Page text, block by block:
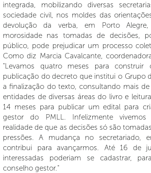
integrada, mobilizando diversas
sociedade civil, nos moldes das
devolução da verba, em Porto
morosidade nas tomadas de decisões,
público, pode prejudicar um processo
Como diz Marcia Cavalcante,
"Levamos quatro meses para construir
publicação do decreto que institui o Grupo
a finalização do texto, consultando mais
entidades de diversas áreas do livro e
14 meses para publicar um edital para
gestor do PMLL. Infelizmente vivemos
realidade de que as decisões só são
pressões. A mudança no secretariado,
contribui para avançarmos. Até 16 de
interessadas poderiam se cadastrar,
conselho gestor."